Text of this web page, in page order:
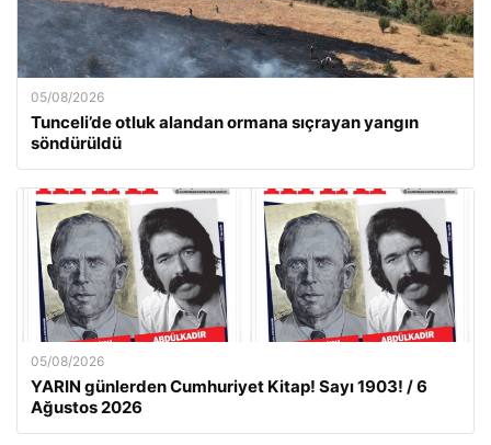
05/08/2026
Tunceli’de otluk alandan ormana sıçrayan yangın
söndürüldü
05/08/2026
YARIN günlerden Cumhuriyet Kitap! Sayı 1903! / 6
Ağustos 2026